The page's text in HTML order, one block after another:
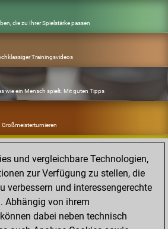
die zu Ihrer Spielstärke passen
Trainingsvideos
wie ein Mensch spielt. Mit guten Tipps
Großmeisterturnieren
Eröffnungsrepertoire
eigene Partien in der Cloud
und vergleichbare Technologien,
zur Verfügung zu stellen, die
verbessern und interessengerechte
Abhängig von ihrem
dabei neben technisch